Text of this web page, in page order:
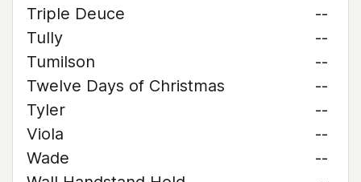
Triple Deuce
--
Tully
--
Tumilson
--
Twelve Days of Christmas
--
Tyler
--
Viola
--
Wade
--